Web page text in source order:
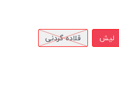
لیش قلاده گردنی